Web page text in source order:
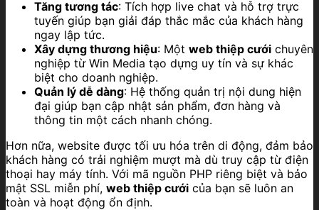
Tăng tương tác: Tích hợp live chat và hỗ trợ trực
tuyến giúp bạn giải đáp thắc mắc của khách hàng
ngay lập tức.
Xây dựng thương hiệu: Một web thiệp cưới chuyên
nghiệp từ Win Media tạo dựng uy tín và sự khác
biệt cho doanh nghiệp.
Quản lý dễ dàng: Hệ thống quản trị nội dung hiện
đại giúp bạn cập nhật sản phẩm, đơn hàng và
thông tin một cách nhanh chóng.
Hơn nữa, website được tối ưu hóa trên di động, đảm bảo
khách hàng có trải nghiệm mượt mà dù truy cập từ điện
thoại hay máy tính. Với mã nguồn PHP riêng biệt và bảo
mật SSL miễn phí, web thiệp cưới của bạn sẽ luôn an
toàn và hoạt động ổn định.